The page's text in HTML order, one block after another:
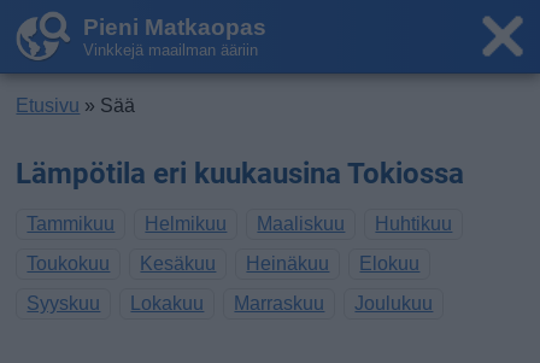
Pieni Matkaopas
Vinkkejä maailman ääriin
Etusivu » Sää
Lämpötila eri kuukausina Tokiossa
Tammikuu Helmikuu Maaliskuu
Huhtikuu
Toukokuu
Kesäkuu Heinäkuu
Elokuu
Syyskuu
Lokakuu Marraskuu Joulukuu